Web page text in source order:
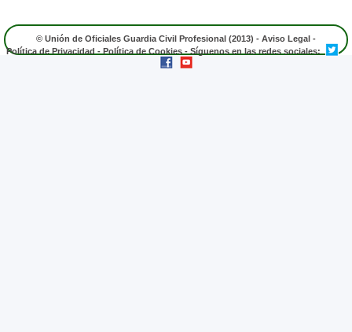
© Unión de Oficiales Guardia Civil Profesional (2013) - Aviso Legal -
Política de Privacidad-Política de Cookies- Síguenos en las redes sociales: